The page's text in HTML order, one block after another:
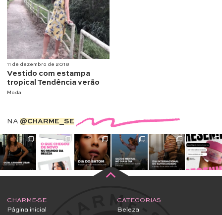
11 de dezembro de 2018
Vestido com estampa
tropical Tendência verão
Moda
NA @CHARME_SE
CHARME-SE
Página inicial
CATEGORIAS
Beleza